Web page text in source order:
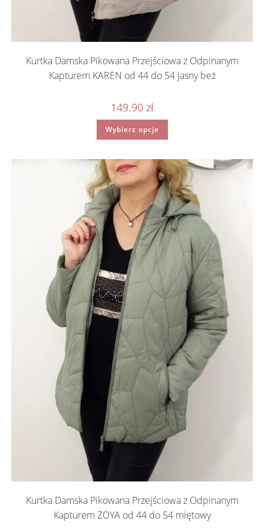
Kurtka Damska Pikowana Przejściowa z Odpinanym
Kapturem KAREN od 44 do 54 jasny beż
149.90 zł
Wybierz opcje
Ten
ma
Opcje
można
wybrać
na
stronie
produktu
Kurtka Damska Pikowana Przejściowa z Odpinanym
Kapturem ZOYA od 44 do 54 miętowy